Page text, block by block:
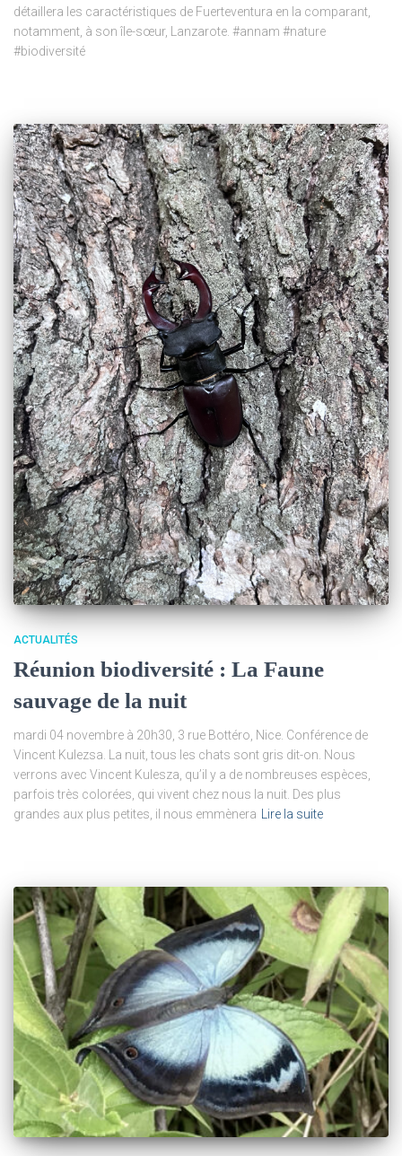
détaillera les caractéristiques de Fuerteventura en la comparant,
notamment, à son île-sœur, Lanzarote. #annam #nature
#biodiversité
ACTUALITÉS
Réunion biodiversité : La Faune
sauvage de la nuit
mardi 04 novembre à 20h30, 3 rue Bottéro, Nice. Conférence de
Vincent Kulezsa. La nuit, tous les chats sont gris dit-on. Nous
verrons avec Vincent Kulesza, qu’il y a de nombreuses espèces,
parfois très colorées, qui vivent chez nous la nuit. Des plus
grandes aux plus petites, il nous emmènera
Lire la suite